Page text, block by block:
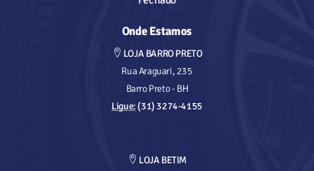
Onde Estamos
LOJA BARRO PRETO
Rua Araguari, 235
Barro Preto - BH
Ligue:(31) 3274-4155
LOJA BETIM